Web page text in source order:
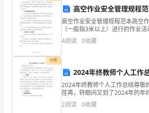
高空作业安全管理规程
高空作业安全管理规程范本高空
（一般指3米以上）进行的作业
着一些特殊的风险和安全隐患，
理规程，严格控制高空作业的安
4阅读 0收藏
付费
2024年终教师个人工作
2024年终教师个人工作总结尊敬
荏苒，转眼间又到了2024年的年
作，我深感收获颇丰，也存在一
谨向领导和同事们进行一个总结
2阅读 0收藏